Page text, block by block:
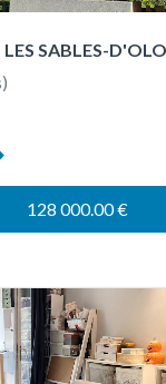
LES SABLES-
128 000.00 €